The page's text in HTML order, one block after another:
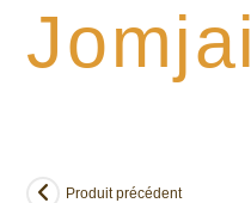
Jomjai
Produit précédent